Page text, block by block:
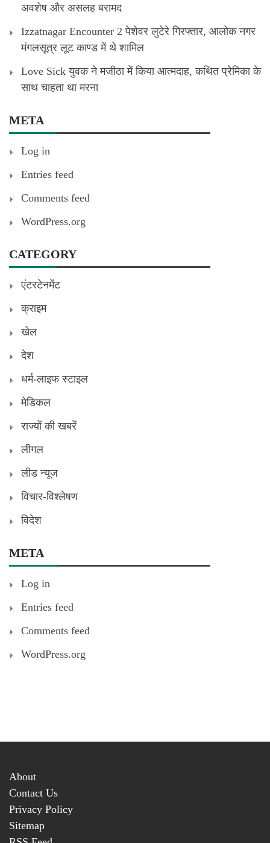
अवशेष और असलह बरामद
Izzatnagar Encounter 2 पेशेवर लुटेरे गिरफ्तार, आलोक नगर
मंगलसूत्र लूट काण्‍ड में थे शामिल
Love Sick युवक ने मजीठा में किया आत्मदाह, कथित प्रेमिका के
साथ चाहता था मरना
META
Log in
Entries feed
Comments feed
WordPress.org
CATEGORY
एंटरटेनमेंट
क्राइम
खेल
देश
धर्म-लाइफ स्टाइल
मेडिकल
राज्यों की खबरें
लीगल
लीड न्यूज
विचार-विश्लेषण
विदेश
META
Log in
Entries feed
Comments feed
WordPress.org
About
Contact Us
Privacy Policy
Sitemap